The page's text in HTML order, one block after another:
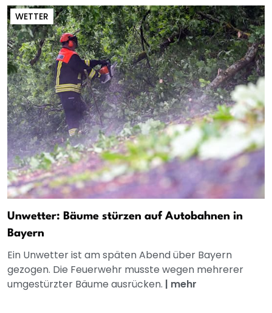
WETTER
Unwetter: Bäume stürzen auf Autobahnen in
Bayern
Ein Unwetter ist am späten Abend über Bayern
gezogen. Die Feuerwehr musste wegen mehrerer
umgestürzter Bäume ausrücken. | mehr